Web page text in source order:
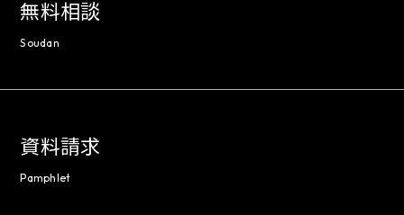
無料相談
Soudan
資料請求
Pamphlet